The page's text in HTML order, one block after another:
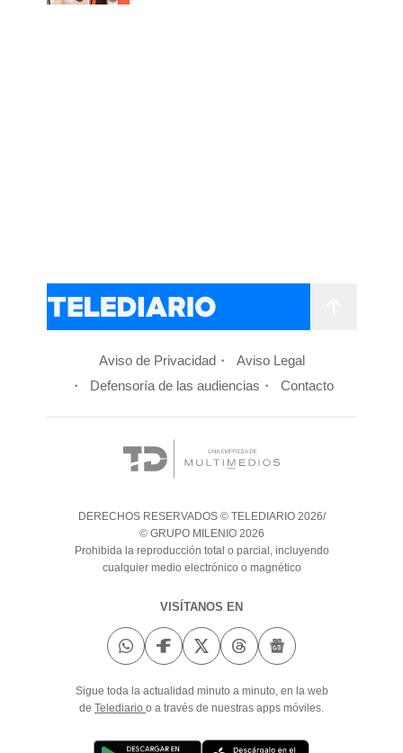
Aviso de Privacidad
Aviso Legal
Defensoría de las audiencias
Contacto
DERECHOS RESERVADOS © TELEDIARIO 2026/
© GRUPO MILENIO 2026
Prohibida la reproducción total o parcial, incluyendo
cualquier medio electrónico o magnético
VISÍTANOS EN
Sigue toda la actualidad minuto a minuto, en la web
de Telediario o a través de nuestras apps móviles.